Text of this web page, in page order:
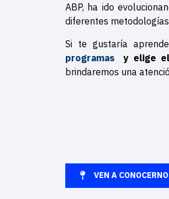
ABP, ha ido
diferentes
Si te gustaría
programas
y elige
brindaremos una
VEN A